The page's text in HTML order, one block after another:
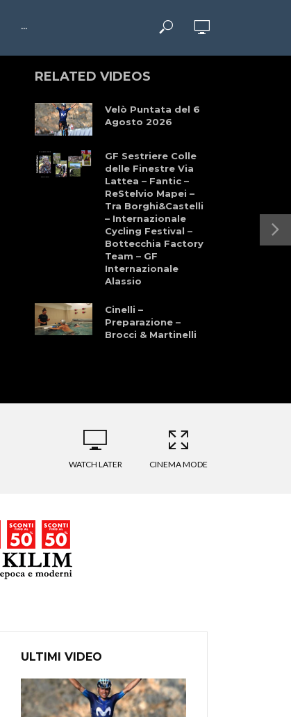
···
RELATED VIDEOS
Velò Puntata del 6
Agosto 2026
GF Sestriere Colle
delle Finestre Via
Lattea – Fantic –
ReStelvio Mapei –
Tra Borghi&Castelli
– Internazionale
Cycling Festival –
Bottecchia Factory
Team – GF
Internazionale
Alassio
Cinelli –
Preparazione –
Brocci & Martinelli
La Pellegrina Bike
Marathon: Storia,
Natura
WATCH LATER CINEMA MODE
ULTIMI VIDEO